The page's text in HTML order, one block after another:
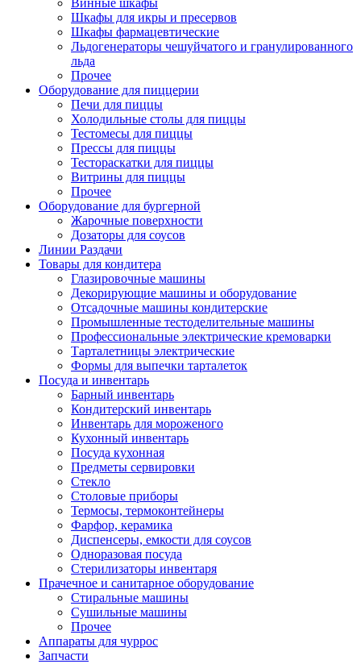
Винные шкафы
Шкафы для икры и пресервов
Шкафы фармацевтические
Льдогенераторы чешуйчатого и гранулированного
льда
Прочее
Оборудование для пиццерии
Печи для пиццы
Холодильные столы для пиццы
Тестомесы для пиццы
Прессы для пиццы
Тестораскатки для пиццы
Витрины для пиццы
Прочее
Оборудование для бургерной
Жарочные поверхности
Дозаторы для соусов
Линии Раздачи
Товары для кондитера
Глазировочные машины
Декорирующие машины и оборудование
Отсадочные машины кондитерские
Промышленные тестоделительные машины
Профессиональные электрические кремоварки
Тарталетницы электрические
Формы для выпечки тарталеток
Посуда и инвентарь
Барный инвентарь
Кондитерский инвентарь
Инвентарь для мороженого
Кухонный инвентарь
Посуда кухонная
Предметы сервировки
Стекло
Столовые приборы
Термосы, термоконтейнеры
Фарфор, керамика
Диспенсеры, емкости для соусов
Одноразовая посуда
Стерилизаторы инвентаря
Прачечное и санитарное оборудование
Стиральные машины
Сушильные машины
Прочее
Аппараты для чуррос
Запчасти